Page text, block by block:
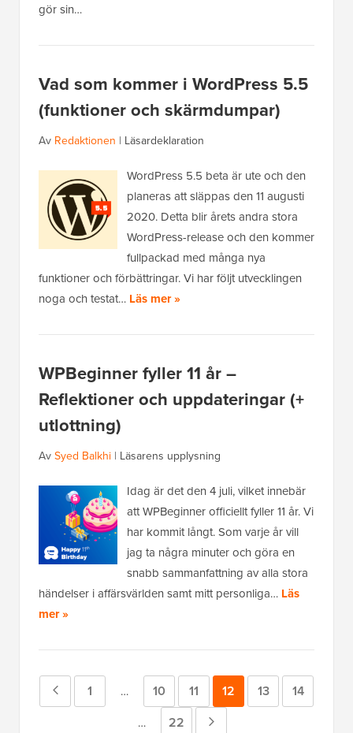
gör sin…
Vad som kommer i WordPress 5.5
(funktioner och skärmdumpar)
Av Redaktionen | Läsardeklaration
WordPress 5.5 beta är ute och den
planeras att släppas den 11 augusti
2020. Detta blir årets andra stora
WordPress-release och den kommer
fullpackad med många nya
funktioner och förbättringar. Vi har följt utvecklingen
noga och testat… Läs mer »
WPBeginner fyller 11 år –
Reflektioner och uppdateringar (+
utlottning)
AvSyed Balkhi | Läsarens upplysning
Idag är det den 4 juli, vilket innebär
att WPBeginner officiellt fyller 11 år. Vi
har kommit långt. Som varje år vill
jag ta några minuter och göra en
snabb sammanfattning av alla stora
händelser i affärsvärlden samt mitt personliga… Läs
mer »
Föregående
Sida
1
Mellansidor
utelämnade
… Sida
10 Sida
11 Sida
12 Sida
13 Sida
14
Mellansidor
… Sida
22